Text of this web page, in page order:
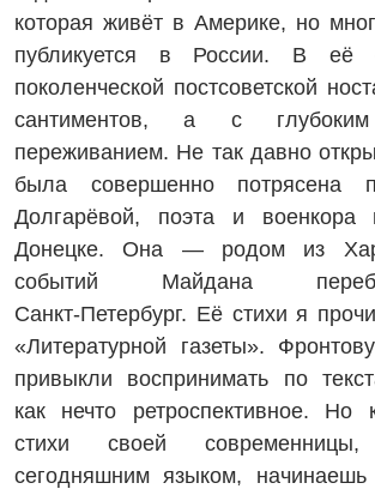
которая живёт в Америке, но
публикуется в России. В её
поколенческой постсоветской
сантиментов, а с глубоким
переживанием. Не так давно
была совершенно потрясена
Долгарёвой, поэта и военкора
Донецке. Она — родом из
событий Майдана
Санкт‑Петербург. Её стихи я
«Литературной газеты».
привыкли воспринимать по
как нечто ретроспективное. Но
стихи своей современницы,
сегодняшним языком,